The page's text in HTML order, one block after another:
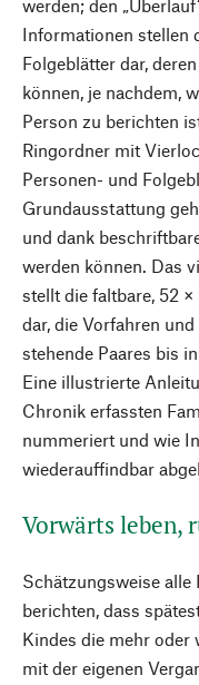
werden; den
Informationen stellen
Folgeblätter dar,
können, je nachdem,
Person zu berichten
Ringordner mit
Personen- und
Grundausstattung
und dank
werden können. Das
stellt die faltbare, 52
dar, die Vorfahren
stehende Paares bis
Eine illustrierte
Chronik erfassten
nummeriert und wie
wiederauffindbar
Vorwärts leben,
Schätzungsweise alle
berichten, dass
Kindes die mehr
mit der eigenen